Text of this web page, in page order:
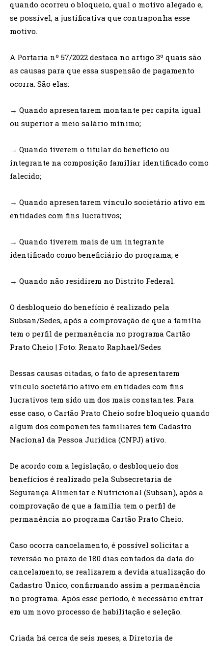
quando ocorreu o bloqueio, qual o motivo alegado e,
se possível, a justificativa que contraponha esse
motivo.
A Portaria nº 57/2022 destaca no artigo 3º quais são
as causas para que essa suspensão de pagamento
ocorra. São elas:
→ Quando apresentarem montante per capita igual
ou superior a meio salário mínimo;
→ Quando tiverem o titular do benefício ou
integrante na composição familiar identificado como
falecido;
→ Quando apresentarem vínculo societário ativo em
entidades com fins lucrativos;
→ Quando tiverem mais de um integrante
identificado como beneficiário do programa; e
→ Quando não residirem no Distrito Federal.
O desbloqueio do benefício é realizado pela
Subsan/Sedes, após a comprovação de que a família
tem o perfil de permanência no programa Cartão
Prato Cheio | Foto: Renato Raphael/Sedes
Dessas causas citadas, o fato de apresentarem
vínculo societário ativo em entidades com fins
lucrativos tem sido um dos mais constantes. Para
esse caso, o Cartão Prato Cheio sofre bloqueio quando
algum dos componentes familiares tem Cadastro
Nacional da Pessoa Jurídica (CNPJ) ativo.
De acordo com a legislação, o desbloqueio dos
benefícios é realizado pela Subsecretaria de
Segurança Alimentar e Nutricional (Subsan), após a
comprovação de que a família tem o perfil de
permanência no programa Cartão Prato Cheio.
Caso ocorra cancelamento, é possível solicitar a
reversão no prazo de 180 dias contados da data do
cancelamento, se realizarem a devida atualização do
Cadastro Único, confirmando assim a permanência
no programa. Após esse período, é necessário entrar
em um novo processo de habilitação e seleção.
Criada há cerca de seis meses, a Diretoria de